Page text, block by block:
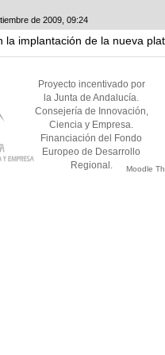
de 2009, 09:24
la implantación de la nueva
Proyecto incentivado por
la Junta de Andalucía.
Consejería de Innovación,
Ciencia y Empresa.
Financiación del Fondo
Europeo de Desarrollo
Regional.
Moodle